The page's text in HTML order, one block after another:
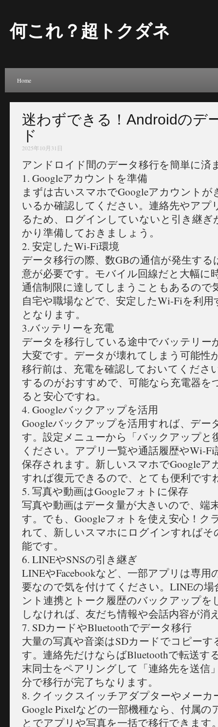
何これ？超トクダネ
Home
迷わずできる！Androidのデ
ド
2025年10月31日
アンドロイド間のデータ移行を簡単に済
1. Googleアカウントを準備
まずは古いスマホでGoogleアカウント
いるか確認してください。連絡先やアプ
るため、ログインしていないと引き継
かり準備しておきましょう。
2. 安定したWi-Fi環境
データ移行の際、数GBの通信が発生す
意が必要です。モバイル回線だと大幅に
通信制限に達してしまうこともあるので
自宅や職場などで、安定したWi-Fiを利
となります。
3.バッテリーを充電
データを移行している途中でバッテリー
大変です。データが壊れてしまう可能性
移行前は、充電を確認しておいてくださ
するのがおすすめで、可能なら充電器を
ると安心ですね。
4. Googleバックアップを活用
Googleバックアップを活用すれば、デー
す。設定メニューから「バックアップと
ください。アプリ一覧や通話履歴やWi-
保存されます。新しいスマホでGoogleア
すれば復元できるので、とても便利です
5. 写真や動画はGoogleフォトに保存
写真や動画はデータ量が大きいので、端
す。でも、Googleフォトを使え安心！ク
れて、新しいスマホにログインすればそ
能です。
6. LINEやSNSの引き継ぎ
LINEやFacebookなど、一部アプリは専用
要なので気を付けてください。LINEの
ント連携とトーク履歴のバックアップを
しなければ、友だち情報や会話内容が消
7. SDカードやBluetoothでデータ移行
大量の写真や音楽はSDカードでコピー
す。連絡先だけならばBluetoothで転送す
末同士をペアリングして「連絡先を送信
分で移行が完了ちなります。
8. クイックスイッチアダプターやメーカ
Google Pixelなどの一部機種なら、付属
とでアプリや写真を一括で移行できます